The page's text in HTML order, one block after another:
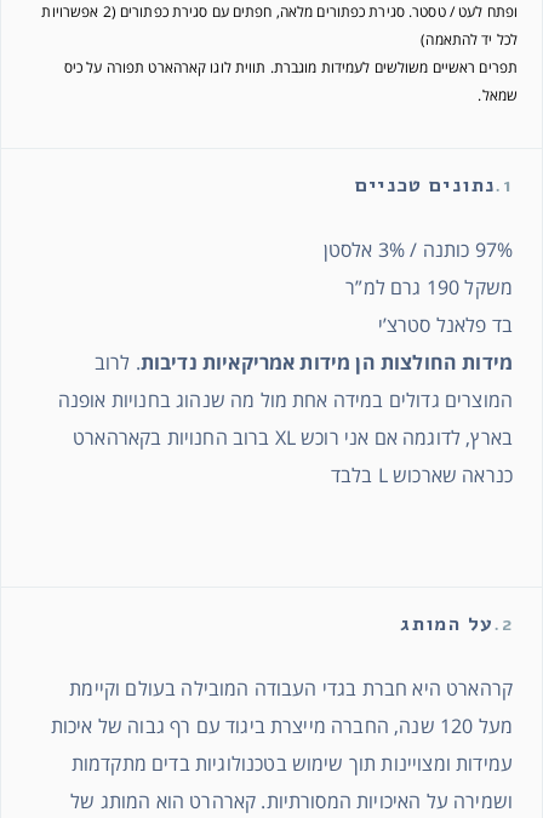
ופתח לעט / טסטר. סגירת כפתורים מלאה, חפתים עם סגירת כפתורים (2 אפשרויות
לכל יד להתאמה)
תפרים ראשיים משולשים לעמידות מוגברת. תווית לוגו קארהארט תפורה על כיס
שמאל.
1. נתונים טכניים
97% כותנה / 3% אלסטן
משקל 190 גרם למ”ר
בד פלאנל סטרצ’י
מידות החולצות הן מידות אמריקאיות נדיבות. לרוב
המוצרים גדולים במידה אחת מול מה שנהוג בחנויות אופנה
בארץ, לדוגמה אם אני רוכש XL ברוב החנויות בקארהארט
כנראה שארכוש L בלבד
2. על המותג
קרהארט היא חברת בגדי העבודה המובילה בעולם וקיימת
מעל 120 שנה, החברה מייצרת ביגוד עם רף גבוה של איכות
עמידות ומצויינות תוך שימוש בטכנולוגיות בדים מתקדמות
ושמירה על האיכויות המסורתיות. קארהרט הוא המותג של